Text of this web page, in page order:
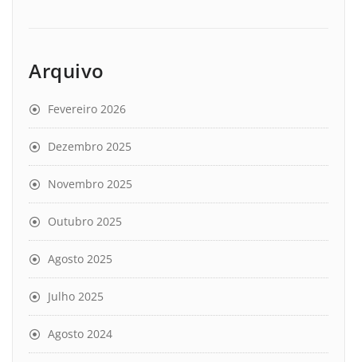
Arquivo
Fevereiro 2026
Dezembro 2025
Novembro 2025
Outubro 2025
Agosto 2025
Julho 2025
Agosto 2024